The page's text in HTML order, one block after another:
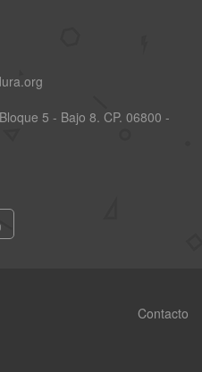
5 - Bajo 8. CP. 06800 -
Contacto